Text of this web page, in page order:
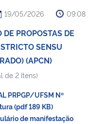
19/05/2026 09:08
PROPOSTAS DE
SENSU
(APCN)
de 2 itens)
PRPGP/UFSM Nº
(pdf 189 KB)
de manifestação